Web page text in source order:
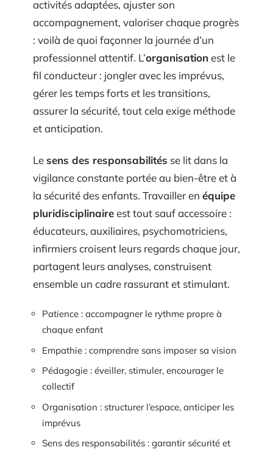
activités adaptées, ajuster son
accompagnement, valoriser chaque progrès
: voilà de quoi façonner la journée d’un
professionnel attentif. L’organisationest le
fil conducteur : jongler avec les imprévus,
gérer les temps forts et les transitions,
assurer la sécurité, tout cela exige méthode
et anticipation.
Lesens des responsabilités se lit dans la
vigilance constante portée au bien-être et à
la sécurité des enfants. Travailler en équipe
pluridisciplinaireest tout sauf accessoire :
éducateurs, auxiliaires, psychomotriciens,
infirmiers croisent leurs regards chaque jour,
partagent leurs analyses, construisent
ensemble un cadre rassurant et stimulant.
Patience : accompagner le rythme propre à
chaque enfant
Empathie : comprendre sans imposer sa vision
Pédagogie : éveiller, stimuler, encourager le
collectif
Organisation : structurer l’espace, anticiper les
imprévus
Sens des responsabilités : garantir sécurité et